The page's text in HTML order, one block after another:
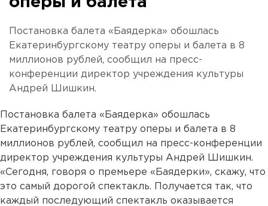
Постановка балета «Баядерка» обошлась
Екатеринбургскому театру оперы и балета в 8
миллионов рублей, сообщил на пресс-
конференции директор учреждения культуры
Андрей Шишкин.
Постановка балета «Баядерка» обошлась
Екатеринбургскому театру оперы и балета в 8
миллионов рублей, сообщил на пресс-конференции
директор учреждения культуры Андрей Шишкин.
«Сегодня, говоря о премьере «Баядерки», скажу, что
это самый дорогой спектакль. Получается так, что
каждый последующий спектакль оказывается